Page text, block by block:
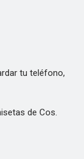
tu teléfono,
de Cos.